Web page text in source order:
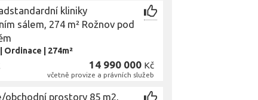
kliniky
sálem, 274 m² Rožnov pod
Ordinace 274m²
14 990 000 Kč
včetně provize a právních služeb
obchodní prostory 85 m2,